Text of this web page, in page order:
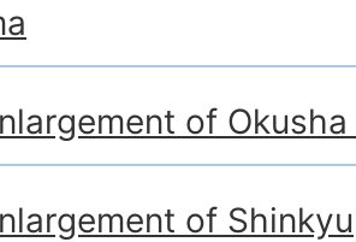
of
of Shinkyu